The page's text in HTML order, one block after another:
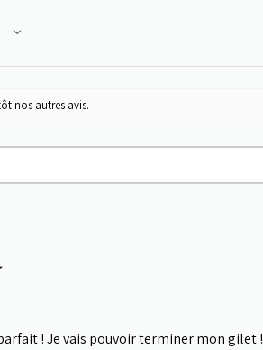
nos autres avis.
! Je vais pouvoir terminer mon gilet !